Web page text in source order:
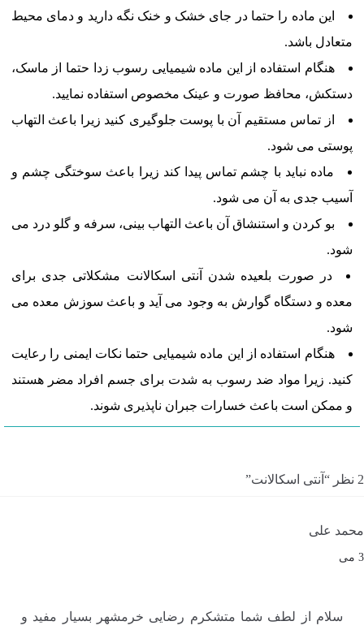
این ماده را حتما در جای خشک و خنک نگه دارید و دمای محیط
متعادل باشد.
هنگام استفاده از این ماده شیمیایی رسوب زدا حتما از ماسک،
دستکش، محافظ صورت و عینک مخصوص استفاده نمایید.
از تماس مستقیم آن با پوست جلوگیری کنید زیرا باعث التهاب
پوستی می شود.
ماده نباید با چشم تماس پیدا کند زیرا باعث سوختگی چشم و
آسیب جدی به آن می شود.
بو کردن و استنشاق آن باعث التهاب بینی، سرفه و گلو درد می
شود.
در صورت بلعیده شدن آنتی اسکالانت مشکلاتی جدی برای
معده و دستگاه گوارش به وجود می آید و باعث سوزش معده می
شود.
هنگام استفاده از این ماده شیمیایی حتما نکات ایمنی را رعایت
کنید. زیرا مواد ضد رسوب به شدت برای جسم افراد مضر هستند
و ممکن است باعث خسارات جبران ناپذیری شوند.
2 نظر “ آنتی اسکالانت”
محمد علی
3 می
سلام از لطف شما متشکرم رضایی خرمشهر بسیار مفید و